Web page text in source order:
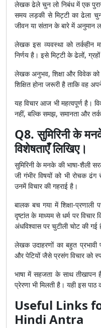
लेखक ढेले चुन लो निबंध में एक
समय लड़की से मिट्टी का ढेला
जीवन या संतान के बारे में अनुमान
लेखक इस व्यवस्था को तर्कहीन
निर्णय है। इसे मिट्टी के ढेलों,
लेखक अनुभव, शिक्षा और विवेक को
शिक्षित होना जरूरी है ताकि वह
यह विचार आज भी महत्वपूर्ण है।
नहीं, बल्कि समझ, समानता और
Q8. सुमिरिनी के
विशेषताएँ लिखिए।
सुमिरिनी के मनके की भाषा-शैली
जी गंभीर विषयों को भी रोचक
उनमें विचार की गहराई है।
बालक बच गया में शिक्षा-
दृष्टांत के माध्यम से धर्म पर
अंधविश्वास पर चुटीली चोट की गई
लेखक उदाहरणों का बहुत
और पेटियों जैसे प्रसंग विचार को
भाषा में सहजता के साथ
प्रेरणा भी मिलती है। यही इस
Useful Links
Hindi Antra